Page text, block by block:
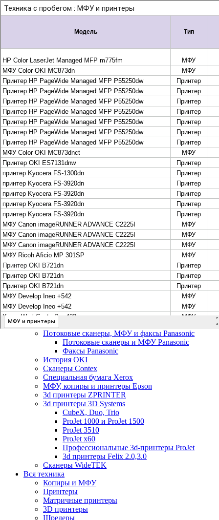
Рассчитать и заказать
Рассчитать и заказать
О компании
История Леком
Производители
Леком
Pantum
UTINET
G&G
ГК “Катюша”
Высокопроизводительные копиры DEVELOP
МФУ, копиры и принтеры KYOCERA
Принтеры и МФУ и факсы Brother
Плоттеры и МФУ Oce
Плоттеры и МФУ Oce
Цифровые системы Oce VarioPrint DP Line
МФУ, сканеры, плоттеры и принтеры Canon
Плоттеры Canon
Принтеры и МФУ Canon
Сканеры Canon
Распродажа картриджей Canon
МФУ, сканеры, плоттеры и принтеры HP
Принтеры и МФУ HP
Плоттеры hp
МФУ, копиры и принтеры OKI
МФУ, копиры и принтеры RICOH
Ремонт и продажа копировальных аппаратов
Infotec
Потоковые сканеры, МФУ и факсы Panasonic
Потоковые сканеры и МФУ Panasonic
Факсы Panasonic
История OKI
Сканеры Contex
Специальная бумага Xerox
МФУ, копиры и принтеры Epson
3d принтеры ZPRINTER
3d принтеры 3D Systems
CubeX, Duo, Trio
ProJet 1000 и ProJet 1500
ProJet 3510
ProJet x60
Профессиональные 3d-принтеры ProJet
3d принтеры Felix 2.0,3.0
Сканеры WideTEK
Вся техника
Копиры и МФУ
Принтеры
Матричные принтеры
3D принтеры
Шредеры